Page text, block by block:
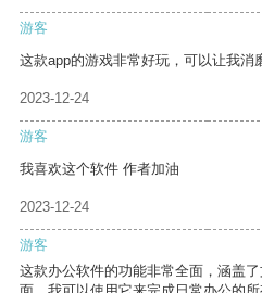
游客
这款app的游戏非常好玩，可以让我消
2023-12-24
游客
我喜欢这个软件 作者加油
2023-12-24
游客
这款办公软件的功能非常全面，涵盖